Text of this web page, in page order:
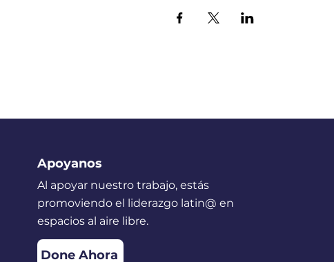
Apoyanos
Al apoyar nuestro trabajo, estás
promoviendo el liderazgo latin@ en
espacios al aire libre.
Done Ahora